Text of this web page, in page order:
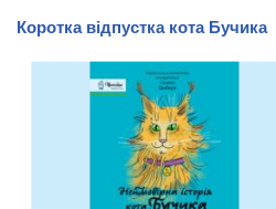
Коротка відпустка кота Бучика